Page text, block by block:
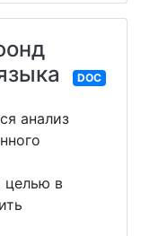
DOC
анализ
целью в